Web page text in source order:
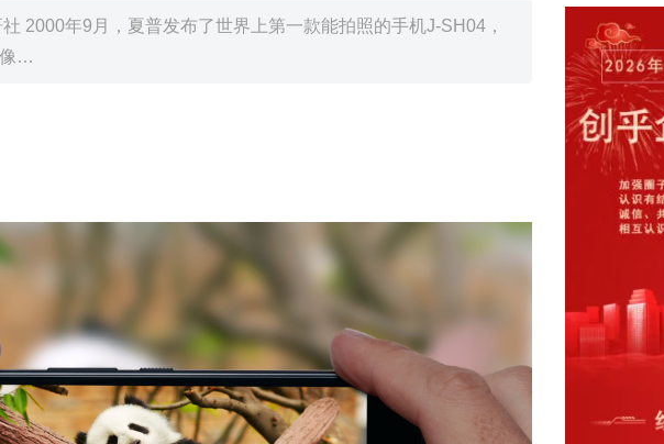
2000年9月，夏普发布了世界上第一款能拍照的手机J-SH04，
像…